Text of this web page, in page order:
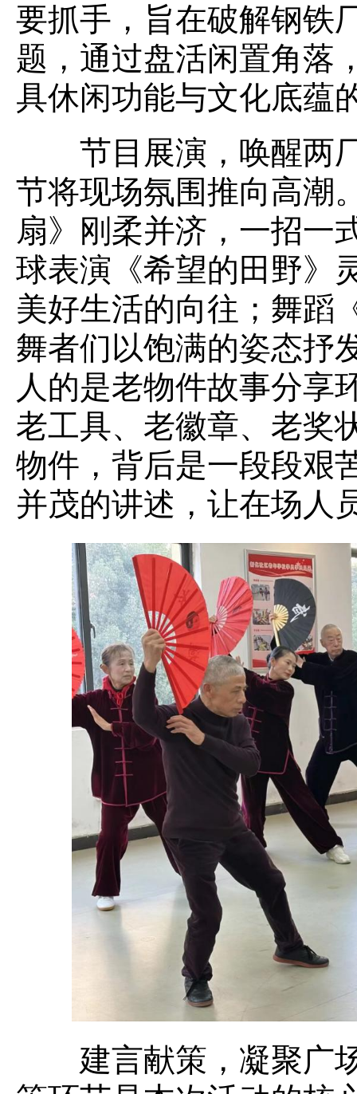
要抓手，旨在破解钢铁
题，通过盘活闲置角落
具休闲功能与文化底蕴
节目展演，唤醒两厂
节将现场氛围推向高潮
扇》刚柔并济，一招一
球表演《希望的田野》
美好生活的向往；舞蹈
舞者们以饱满的姿态抒
人的是老物件故事分享
老工具、老徽章、老奖
物件，背后是一段段艰
并茂的讲述，让在场人
建言献策，凝聚广场